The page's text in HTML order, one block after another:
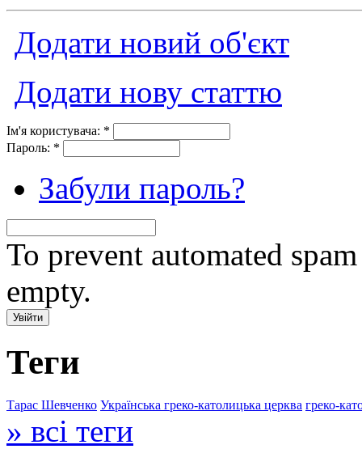
Додати новий об'єкт
Додати нову статтю
Ім'я користувача: *
Пароль: *
Забули пароль?
To prevent automated
empty.
Теги
Тарас Шевченко Українська греко-католицька церква греко-
» всі теги